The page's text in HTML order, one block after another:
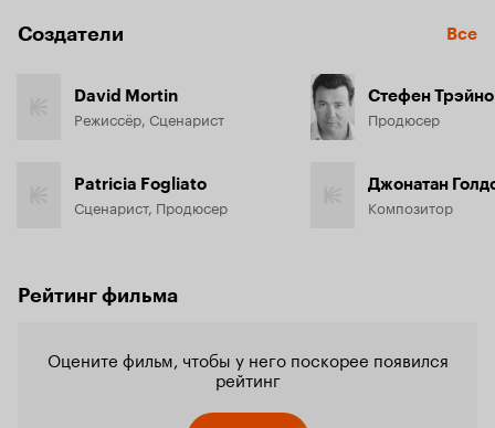
Создатели Все
David Mortin
Режиссёр, Сценарист
Patricia Fogliato
Сценарист, Продюсер
Стефен
Продюсер
Джонатан
Композитор
Рейтинг фильма
Оцените фильм, чтобы у него поскорее появился
рейтинг